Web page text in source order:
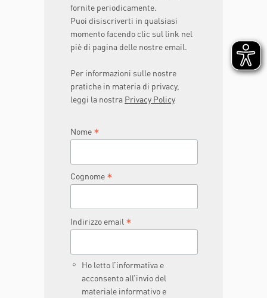
fornite periodicamente.
Puoi disiscriverti in qualsiasi
momento facendo clic sul link nel
piè di pagina delle nostre email.
Per informazioni sulle nostre
pratiche in materia di privacy,
leggi la nostra Privacy Policy
Nome *
Cognome *
Indirizzo email *
Ho letto l’informativa e
acconsento all’invio del
materiale informativo e